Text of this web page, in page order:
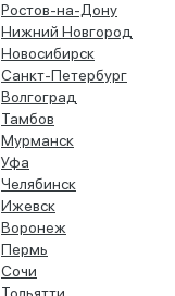
Ростов-на-Дону
Нижний Новгород
Новосибирск
Санкт-Петербург
Волгоград
Тамбов
Мурманск
Уфа
Челябинск
Ижевск
Воронеж
Пермь
Сочи